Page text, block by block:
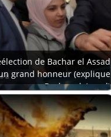
de Bachar el Assad
grand honneur (explique
Bachar al-Assad)